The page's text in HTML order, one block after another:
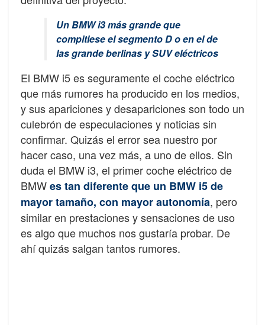
Un BMW i3 más grande que
compitiese el segmento D o en el de
las grande berlinas y SUV eléctricos
El BMW i5 es seguramente el coche eléctrico
que más rumores ha producido en los medios,
y sus apariciones y desapariciones son todo un
culebrón de especulaciones y noticias sin
confirmar. Quizás el error sea nuestro por
hacer caso, una vez más, a uno de ellos. Sin
duda el BMW i3, el primer coche eléctrico de
BMWes tan diferente que un BMW i5 de
mayor tamaño, con mayor autonomía, pero
similar en prestaciones y sensaciones de uso
es algo que muchos nos gustaría probar. De
ahí quizás salgan tantos rumores.